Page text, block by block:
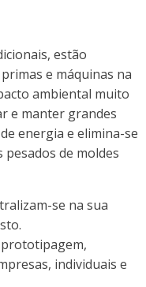
estão
e máquinas na
ambiental muito
e manter grandes
energia e elimina-se
de moldes
se na sua
individuais e